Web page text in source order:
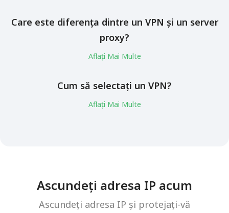
Care este diferența dintre un VPN și un server
proxy?
Aflați Mai Multe
Cum să selectați un VPN?
Aflați Mai Multe
Ascundeți adresa IP acum
Ascundeți adresa IP și protejați-vă